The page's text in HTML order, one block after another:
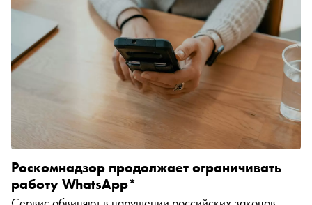
Роскомнадзор продолжает ограничивать
работу WhatsApp*